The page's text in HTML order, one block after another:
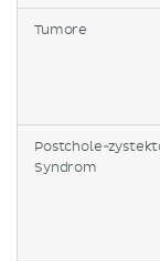
Tumore
Postchole-
Syndrom